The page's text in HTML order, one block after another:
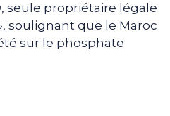
seule propriétaire légale
soulignant que le Maroc
sur le phosphate